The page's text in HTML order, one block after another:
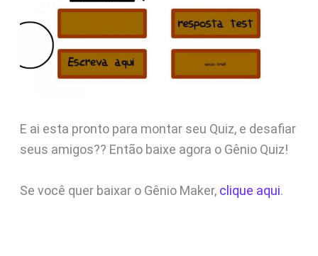
E ai esta pronto para montar seu Quiz, e desafiar
seus amigos?? Então baixe agora o Gênio Quiz!
Se você quer baixar o Gênio Maker, clique aqui.